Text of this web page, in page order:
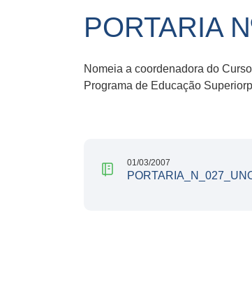
PORTARIA
Nomeia a coordenadora do
Programa de Educação
01/03/2007